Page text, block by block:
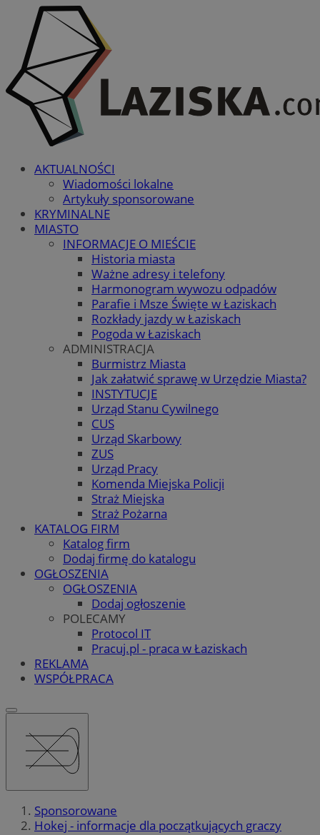
AKTUALNOŚCI
Wiadomości lokalne
Artykuły sponsorowane
KRYMINALNE
MIASTO
INFORMACJE O MIEŚCIE
Historia miasta
Ważne adresy i telefony
Harmonogram wywozu odpadów
Parafie i Msze Święte w Łaziskach
Rozkłady jazdy w Łaziskach
Pogoda w Łaziskach
ADMINISTRACJA
Burmistrz Miasta
Jak załatwić sprawę w Urzędzie Miasta?
INSTYTUCJE
Urząd Stanu Cywilnego
CUS
Urząd Skarbowy
ZUS
Urząd Pracy
Komenda Miejska Policji
Straż Miejska
Straż Pożarna
KATALOG FIRM
Katalog firm
Dodaj firmę do katalogu
OGŁOSZENIA
OGŁOSZENIA
Dodaj ogłoszenie
POLECAMY
Protocol IT
Pracuj.pl - praca w Łaziskach
REKLAMA
WSPÓŁPRACA
Sponsorowane
Hokej - informacje dla początkujących graczy